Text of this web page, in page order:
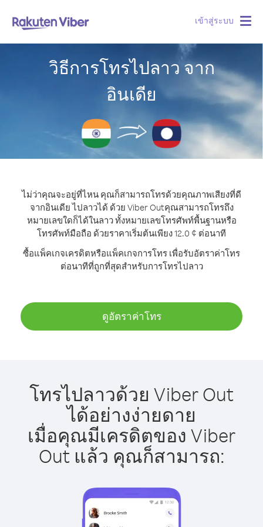
เข้าสู่ระบบ
วิธีการโทรไปลาว จาก
อินเดีย
ไม่ว่าคุณจะอยู่ที่ไหน คุณก็สามารถโทรด้วยคุณภาพเสียงที่ดี
จากอินเดีย ไปลาวได้ ด้วย Viber Outคุณสามารถโทรถึง
หมายเลขใดก็ได้ในลาว ทั้งหมายเลขโทรศัพท์พื้นฐานหรือ
โทรศัพท์มือถือ ด้วยราคาเริ่มต้นเพียง 12.0 ¢ ต่อนาที
ซื้อแพ็คเกจเครดิตหรือแพ็คเกจการโทร เพื่อรับอัตราค่าโทร
ต่อนาทีที่ถูกที่สุดสำหรับการโทรไปลาว
ดูอัตราค่าโทร
โทรไปลาวด้วย Viber Out
ได้อย่างง่ายดาย
เมื่อคุณมีเครดิตของ Viber
Out แล้ว คุณก็สามารถ: